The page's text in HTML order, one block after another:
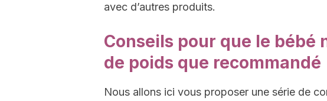
avec d’autres produits.
Conseils pour que le bébé
de poids que recommandé
Nous allons ici vous proposer une série de